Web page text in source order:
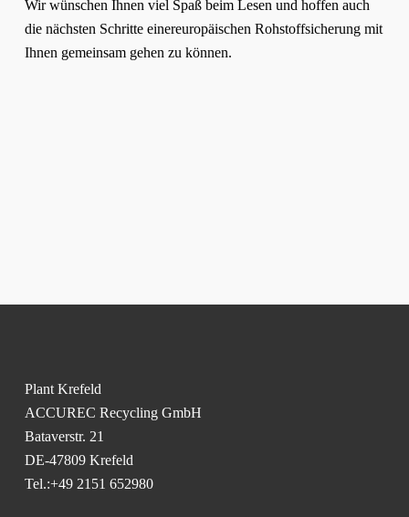
Wir wünschen Ihnen viel Spaß beim Lesen und hoffen auch
die nächsten Schritte einereuropäischen Rohstoffsicherung mit
Ihnen gemeinsam gehen zu können.
Plant Krefeld
ACCUREC Recycling GmbH
Bataverstr. 21
DE-47809 Krefeld
Tel.:+49 2151 652980